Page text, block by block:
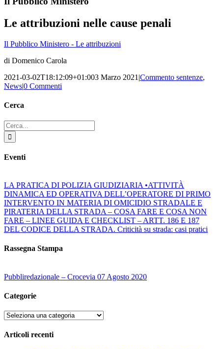
Le attribuzioni nelle cause penali
Il Pubblico Ministero - Le attribuzioni
di Domenico Carola
2021-03-02T18:12:09+01:003 Marzo 2021 |Commento sentenze,
News|0 Commenti
Cerca
Cerca
per:
Eventi
LA PRATICA DI POLIZIA GIUDIZIARIA •ATTIVITÀ
DINAMICA ED OPERATIVA DELL’OPERATORE DI PRIMO
INTERVENTO IN MATERIA DI OMICIDIO STRADALE E
PIRATERIA DELLA STRADA – COSA FARE E COSA NON
FARE – LINEE GUIDA E CHECKLIST – ARTT. 186 E 187
DEL CODICE DELLA STRADA. Criticità su strada: casi pratici
Rassegna Stampa
Pubbliredazionale – Crocevia 07 Agosto 2020
Categorie
Categorie
Articoli recenti